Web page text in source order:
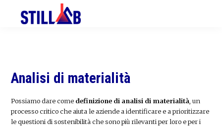
primary
Analisi di materialità
Possiamo dare come definizione di analisi di materialità , un
processo critico che aiuta le aziende a identificare e a prioritizzare
le questioni di sostenibilità che sono più rilevanti per loro e per i